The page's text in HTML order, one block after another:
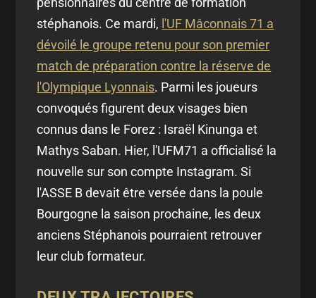
stéphanois. Ce mardi, l'UF Mâconnais 71 a
dévoilé le groupe retenu pour son premier
match de préparation contre la réserve de
l'Olympique Lyonnais. Parmi les joueurs
convoqués figurent deux visages bien
connus dans le Forez : Israël Kinunga et
Mathys Saban. Hier, l'UFM71 a officialisé la
nouvelle sur son compte Instagram. Si
l'ASSE B devait être versée dans la poule
Bourgogne la saison prochaine, les deux
anciens Stéphanois pourraient retrouver
leur club formateur.